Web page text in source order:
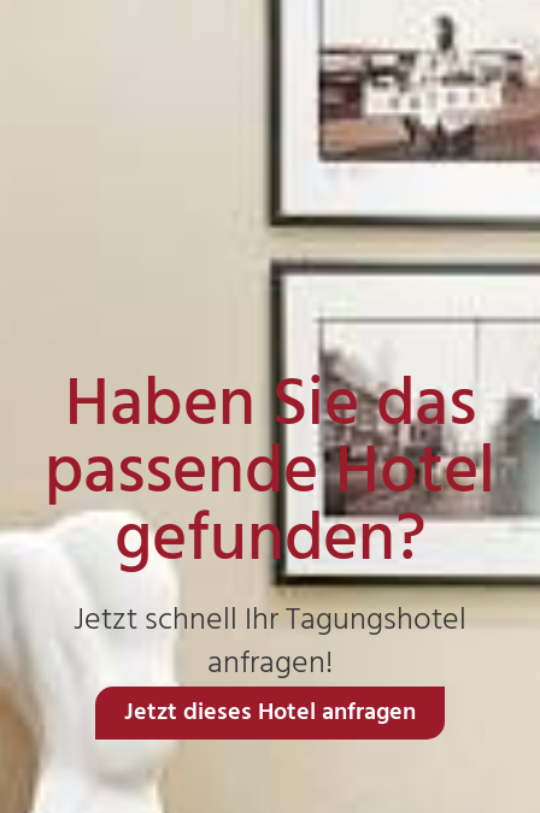
Haben Sie das
passende Hotel
gefunden?
Jetzt schnell Ihr Tagungshotel
anfragen!
Jetzt dieses Hotel anfragen